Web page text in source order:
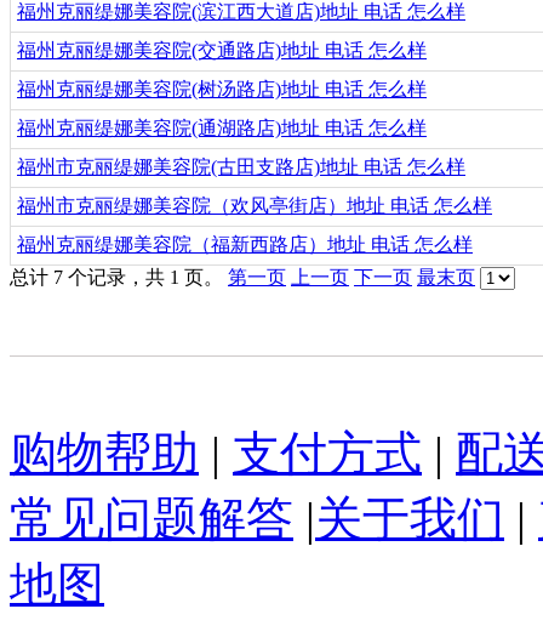
福州克丽缇娜美容院(滨江西大道店)地址 电话 怎么样
福州克丽缇娜美容院(交通路店)地址 电话 怎么样
福州克丽缇娜美容院(树汤路店)地址 电话 怎么样
福州克丽缇娜美容院(通湖路店)地址 电话 怎么样
福州市克丽缇娜美容院(古田支路店)地址 电话 怎么样
福州市克丽缇娜美容院（欢风亭街店）地址 电话 怎么样
福州克丽缇娜美容院（福新西路店）地址 电话 怎么样
总计 7 个记录，共 1 页。 第一页 上一页 下一页 最末页
购物帮助 | 支付方式 | 配
常见问题解答 |关于我们 |
地图